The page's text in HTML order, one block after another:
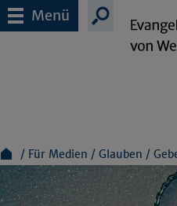
Menü
Für Medien Glauben